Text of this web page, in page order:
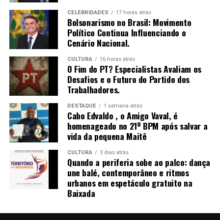
Gratidão!”, relatou a paciente em áudio enviado ao
profissional.
Dr. Aurílio, conhecido por sua trajetória de sucesso e
pela proposta de valorizar os traços naturais de cada
mulher, disse ter se sentido profundamente tocado pelo
depoimento.
“Fiquei muito emocionado, não apenas pela postagem,
mas pelo carinho e sinceridade da mensagem. É
gratificante ver o impacto positivo que o projeto tem na
autoestima e na vida das pessoas”, afirmou o cirurgião.
Reconhecido internacionalmente,Dr. Aurílio Luísvem
ganhando destaque com o projeto “Asa Nasal de Divas”,
que tem como objetivoempoderar mulheres negras
valorizando a beleza étnica e promovendo harmonia
CELEBRIDADES 17 horas atrás
Bolsonarismo no Brasil: Movimento
Político Continua Influenciando o
Cenário Nacional.
CULTURA 16 horas atrás
O Fim do PT? Especialistas Avaliam os
Desafios e o Futuro do Partido dos
Trabalhadores.
DESTAQUE 1 semana atrás
Cabo Edvaldo , o Amigo Vaval, é
homenageado no 21º BPM após salvar a
vida da pequena Maitê
CULTURA 3 dias atrás
Quando a periferia sobe ao palco: dança
une balé, contemporâneo e ritmos
urbanos em espetáculo gratuito na
Baixada